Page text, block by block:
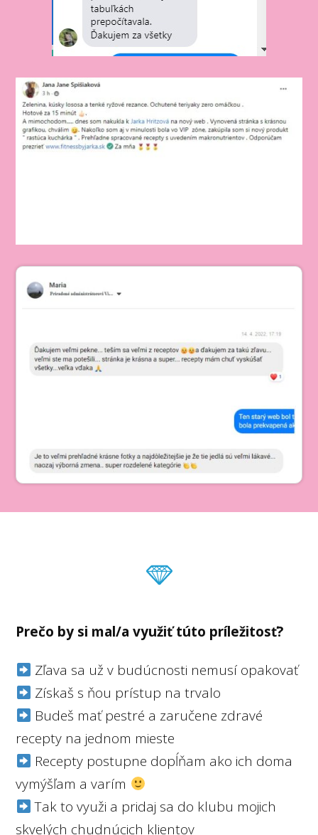
Prečo by si mal/a využiť túto príležitosť?
Zľava sa už v budúcnosti nemusí opakovať
Získaš s ňou prístup na trvalo
Budeš mať pestré a zaručene zdravé
recepty na jednom mieste
Recepty postupne dopĺňam ako ich doma
vymýšľam a varím
Tak to využi a pridaj sa do klubu mojich
skvelých chudnúcich klientov